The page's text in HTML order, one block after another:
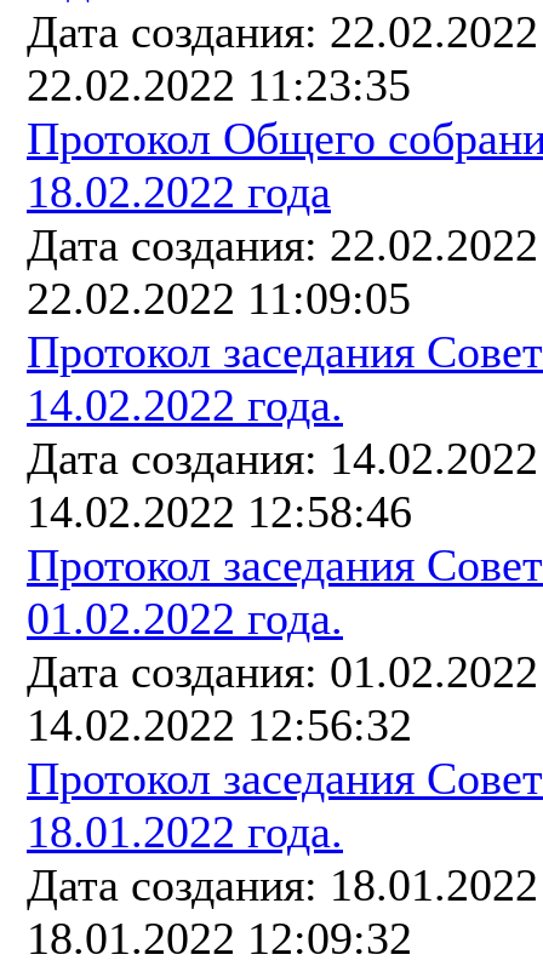
Дата создания:
22.02.2022 11:23:35
Протокол Общего
18.02.2022 года
Дата создания:
22.02.2022 11:09:05
Протокол заседания
14.02.2022 года.
Дата создания:
14.02.2022 12:58:46
Протокол заседания
01.02.2022 года.
Дата создания:
14.02.2022 12:56:32
Протокол заседания
18.01.2022 года.
Дата создания:
18.01.2022 12:09:32